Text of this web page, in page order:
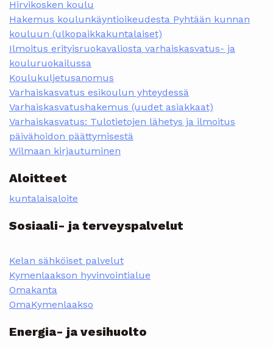
Hirvikosken koulu
Hakemus koulunkäyntioikeudesta Pyhtään kunnan
kouluun (ulkopaikkakuntalaiset)
Ilmoitus erityisruokavaliosta varhaiskasvatus- ja
kouluruokailussa
Koulukuljetusanomus
Varhaiskasvatus esikoulun yhteydessä
Varhaiskasvatushakemus (uudet asiakkaat)
Varhaiskasvatus: Tulotietojen lähetys ja ilmoitus
päivähoidon päättymisestä
Wilmaan kirjautuminen
Aloitteet
kuntalaisaloite
Sosiaali- ja terveyspalvelut
Kelan sähköiset palvelut
Kymenlaakson hyvinvointialue
Omakanta
OmaKymenlaakso
Energia- ja vesihuolto